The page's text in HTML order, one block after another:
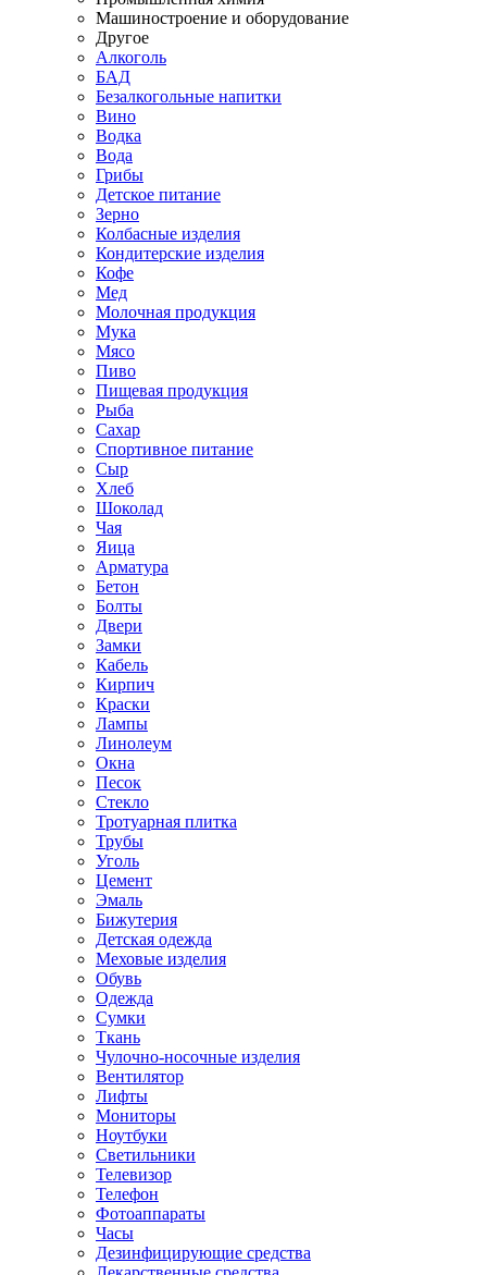
Машиностроение и оборудование
Другое
Алкоголь
БАД
Безалкогольные напитки
Вино
Водка
Вода
Грибы
Детское питание
Зерно
Колбасные изделия
Кондитерские изделия
Кофе
Мед
Молочная продукция
Мука
Мясо
Пиво
Пищевая продукция
Рыба
Сахар
Спортивное питание
Сыр
Хлеб
Шоколад
Чая
Яица
Арматура
Бетон
Болты
Двери
Замки
Кабель
Кирпич
Краски
Лампы
Линолеум
Окна
Песок
Стекло
Тротуарная плитка
Трубы
Уголь
Цемент
Эмаль
Бижутерия
Детская одежда
Меховые изделия
Обувь
Одежда
Сумки
Ткань
Чулочно-носочные изделия
Вентилятор
Лифты
Мониторы
Ноутбуки
Светильники
Телевизор
Телефон
Фотоаппараты
Часы
Дезинфицирующие средства